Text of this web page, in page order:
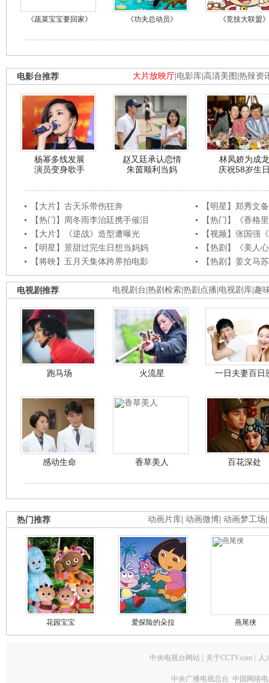
《蔬菜宝宝要回家》 《功夫总动员》 《竞技大联盟》
大片放映厅 电影库 高清美图 热辣资
电影台推荐
杨幂多线发展
演员变身歌手
赵又廷承认恋情
朱茵顺利当妈
林凤娇为成龙
庆祝58岁生
【大片】古天乐带伤狂奔
【明星】郑秀文
【热门】周冬雨李治廷携手催泪
【热门】《香格
【大片】《逆战》造型遭曝光
【视频】张国强
【明星】景甜过完生日想当妈妈
【热剧】《美人
【将映】五月天集体跨界拍电影
【热剧】姜文马
电视剧台 热剧检索 热剧点播 电视剧库 趣
电视剧推荐
跑马场 火流星 一日夫妻百日
感动生命 香草美人 百花深处
动画片库 动画微博 动画梦工场
热门推荐
花园宝宝 爱探险的朵拉 燕尾侠
中央电视台网站 关于CCTV.com 人
中央广播电视总台 中国网络